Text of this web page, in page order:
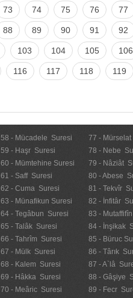
73 74 75 76 77
88 89 90 91 92
103 104 105 106
116 117 118 119
58 - Mücadele Suresi
59 - Haşr Suresi
60 - Mümtehine Suresi
61 - Saff Suresi
62 - Cuma Suresi
63 - Münafikun Suresi
64 - Tegâbun Suresi
65 - Talâk Suresi
66 - Tahrîm Suresi
67 - Mülk Suresi
68 - Kalem Suresi
69 - Hâkka Suresi
70 - Meâric Suresi
77 - Mürselat
78 - Nebe
79 - Nâziât
80 - Abese
81 - Tekvîr
82 - İnfitâr
83 -
84 - İnşikak
85 - Büruc
86 - Târık
87 - A`lâ
88 - Gâşiye
89 - Fecr